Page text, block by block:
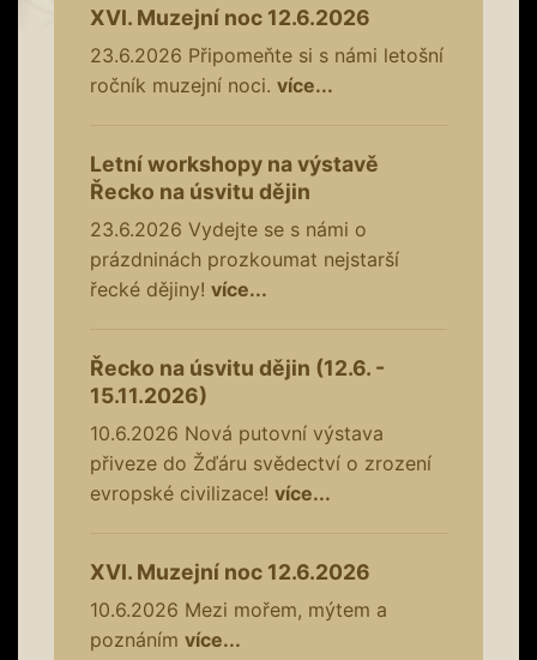
XVI. Muzejní noc 12.6.2026
23.6.2026 Připomeňte si s námi letošní
ročník muzejní noci. více...
Letní workshopy na výstavě
Řecko na úsvitu dějin
23.6.2026 Vydejte se s námi o
prázdninách prozkoumat nejstarší
řecké dějiny! více...
Řecko na úsvitu dějin (12.6. -
15.11.2026)
10.6.2026 Nová putovní výstava
přiveze do Žďáru svědectví o zrození
evropské civilizace! více...
XVI. Muzejní noc 12.6.2026
10.6.2026 Mezi mořem, mýtem a
poznáním více...